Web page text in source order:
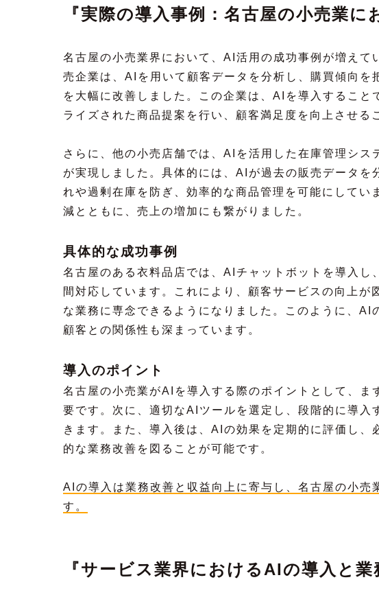
『実際の導入事例：名古屋の小売業に
名古屋の小売業界において、AI活用の成功事例が増えて
売企業は、AIを用いて顧客データを分析し、購買傾向を
を大幅に改善しました。この企業は、AIを導入すること
ライズされた商品提案を行い、顧客満足度を向上させる
さらに、他の小売店舗では、AIを活用した在庫管理シス
が実現しました。具体的には、AIが過去の販売データを
れや過剰在庫を防ぎ、効率的な商品管理を可能にしてい
減とともに、売上の増加にも繋がりました。
具体的な成功事例
名古屋のある衣料品店では、AIチャットボットを導入し
間対応しています。これにより、顧客サービスの向上が
な業務に専念できるようになりました。このように、AI
顧客との関係性も深まっています。
導入のポイント
名古屋の小売業がAIを導入する際のポイントとして、ま
要です。次に、適切なAIツールを選定し、段階的に導入
きます。また、導入後は、AIの効果を定期的に評価し、
的な業務改善を図ることが可能です。
AIの導入は業務改善と収益向上に寄与し、名古屋の小売
す。
『サービス業界におけるAIの導入と業